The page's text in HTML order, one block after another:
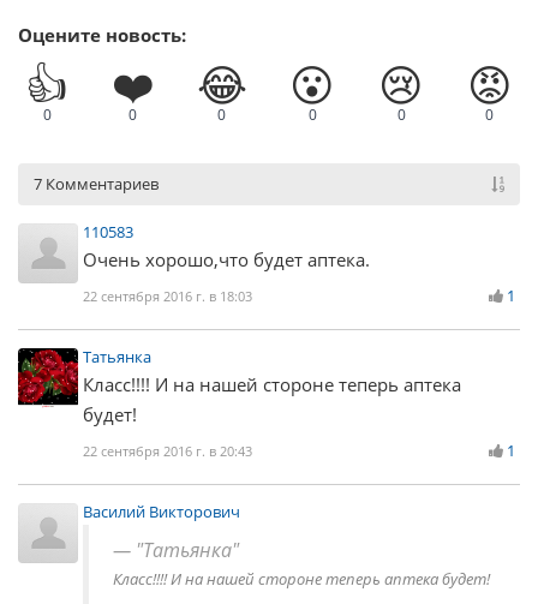
Оцените новость:
👍
0
❤️
0
😂
0
😮
0
😢
0
😡
0
7 Комментариев
110583
Очень хорошо,что будет аптека.
22 сентября 2016 г. в 18:03 1
Татьянка
Класс!!!! И на нашей стороне теперь аптека
будет!
22 сентября 2016 г. в 20:43 1
Василий Викторович
"Татьянка"
Класс!!!! И на нашей стороне теперь аптека будет!